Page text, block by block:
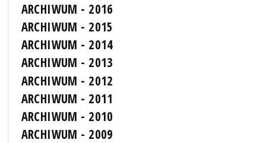
ARCHIWUM - 2016
ARCHIWUM - 2015
ARCHIWUM - 2014
ARCHIWUM - 2013
ARCHIWUM - 2012
ARCHIWUM - 2011
ARCHIWUM - 2010
ARCHIWUM - 2009